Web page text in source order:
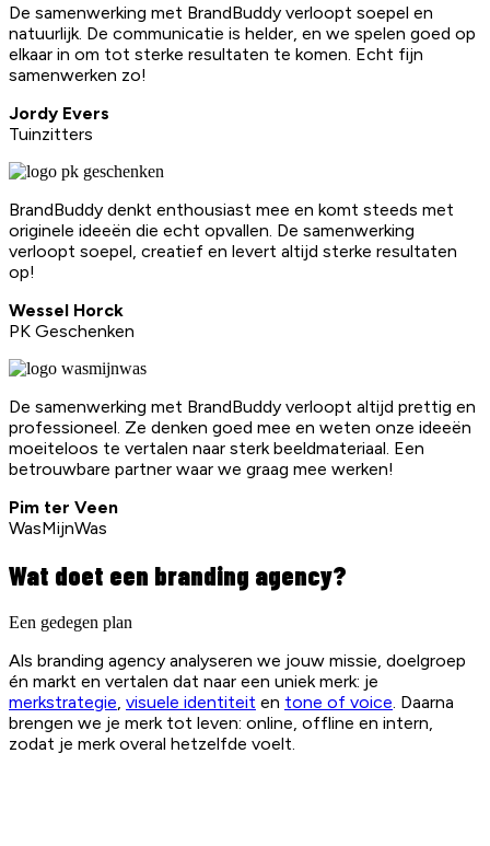
De samenwerking met BrandBuddy verloopt soepel en
natuurlijk. De communicatie is helder, en we spelen goed op
elkaar in om tot sterke resultaten te komen. Echt fijn
samenwerken zo!
Jordy Evers
Tuinzitters
BrandBuddy denkt enthousiast mee en komt steeds met
originele ideeën die echt opvallen. De samenwerking
verloopt soepel, creatief en levert altijd sterke resultaten
op!
Wessel Horck
PK Geschenken
De samenwerking met BrandBuddy verloopt altijd prettig en
professioneel. Ze denken goed mee en weten onze ideeën
moeiteloos te vertalen naar sterk beeldmateriaal. Een
betrouwbare partner waar we graag mee werken!
Pim ter Veen
WasMijnWas
Wat doet een branding agency?
Een gedegen plan
Als branding agency analyseren we jouw missie, doelgroep
én markt en vertalen dat naar een uniek merk: je
merkstrategie, visuele identiteit en tone of voice. Daarna
brengen we je merk tot leven: online, offline en intern,
zodat je merk overal hetzelfde voelt.